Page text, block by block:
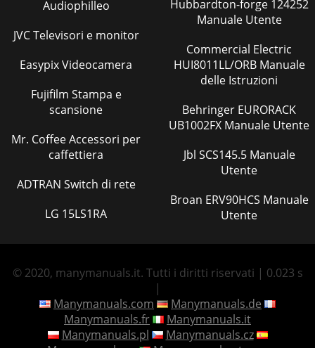
Audiophilleo
JVC Televisori e monitor
Easypix Videocamera
Fujifilm Stampa e
scansione
Mr. Coffee Accessori per
caffettiera
ADTRAN Switch di rete
LG 15LS1RA
Hubbardton-forge 124252
Manuale Utente
Commercial Electric
HUI8011LL/ORB Manuale
delle Istruzioni
Behringer EURORACK
UB1002FX Manuale Utente
Jbl SCS145.5 Manuale
Utente
Broan ERV90HCS Manuale
Utente
© 2020, manymanuals.it. Tutti i diritti riservati | 0.023 s
|
Manymanuals.com
Manymanuals.de
Manymanuals.fr
Manymanuals.it
Manymanuals.pl
Manymanuals.cz